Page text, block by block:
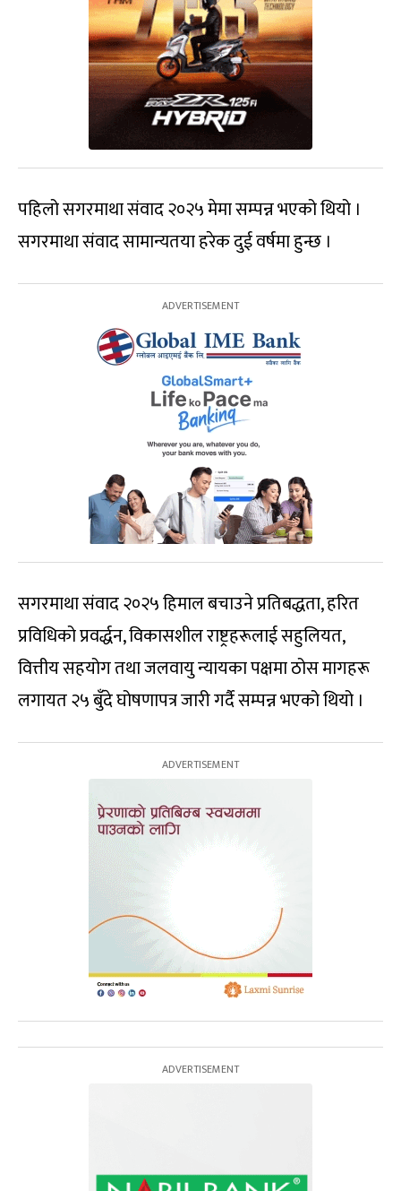
पहिलो सगरमाथा संवाद २०२५ मेमा सम्पन्न भएको थियो ।
सगरमाथा संवाद सामान्यतया हरेक दुई वर्षमा हुन्छ ।
सगरमाथा संवाद २०२५ हिमाल बचाउने प्रतिबद्धता, हरित
प्रविधिको प्रवर्द्धन, विकासशील राष्ट्रहरूलाई सहुलियत,
वित्तीय सहयोग तथा जलवायु न्यायका पक्षमा ठोस मागहरू
लगायत २५ बुँदे घोषणापत्र जारी गर्दै सम्पन्न भएको थियो ।